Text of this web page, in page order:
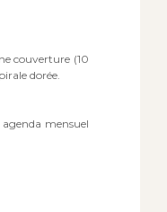
couverture (10
dorée.
mensuel